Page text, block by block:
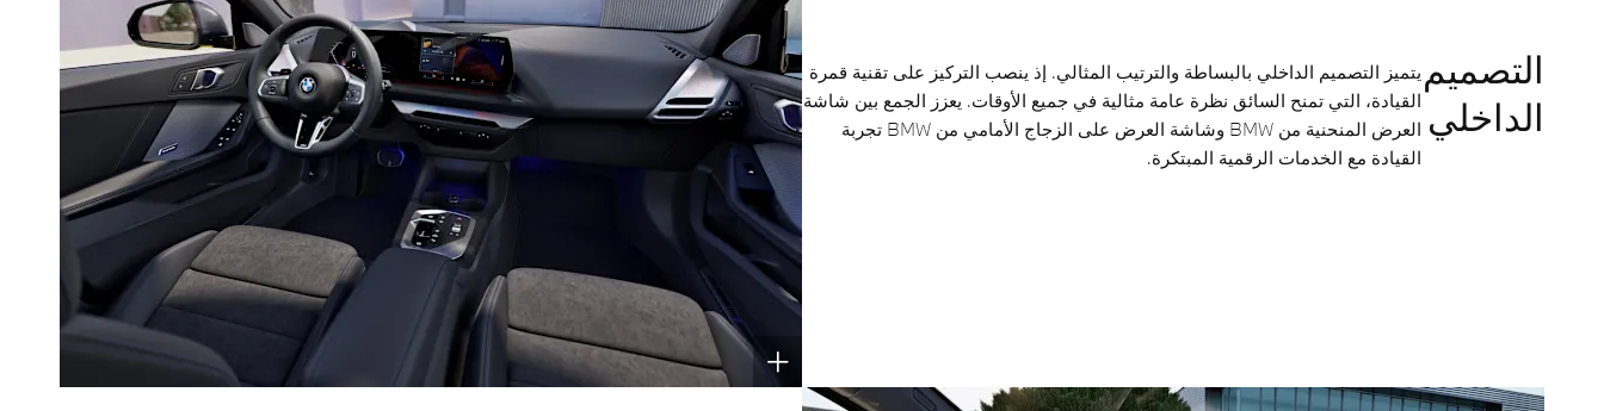
التصميم
الداخلي
يتميز التصميم الداخلي بالبساطة والترتيب المثالي. إذ ينصب التركيز على تقنية قمرة
القيادة، التي تمنح السائق نظرة عامة مثالية في جميع الأوقات. يعزز الجمع بين شاشة
العرض المنحنية من BMW وشاشة العرض على الزجاج الأمامي من BMW تجربة
القيادة مع الخدمات الرقمية المبتكرة.